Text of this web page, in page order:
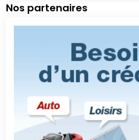
Nos partenaires